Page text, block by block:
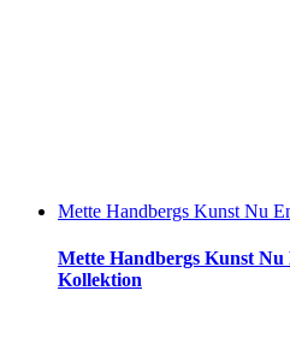
Mette Handbergs Kunst Nu
Mette Handbergs Kunst
Kollektion